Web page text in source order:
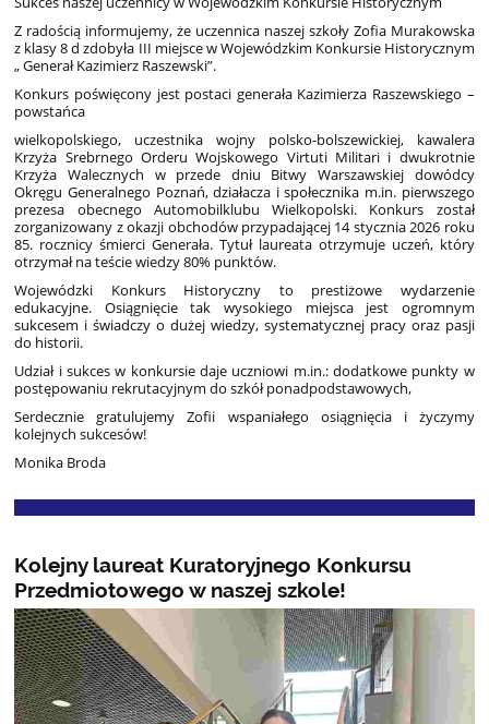
Z radością informujemy, że uczennica naszej szkoły Zofia Murakowska
z klasy 8 d zdobyła III miejsce w Wojewódzkim Konkursie Historycznym
„ Generał Kazimierz Raszewski”.
Konkurs poświęcony jest postaci generała Kazimierza Raszewskiego –
powstańca
wielkopolskiego, uczestnika wojny polsko-bolszewickiej, kawalera
Krzyża Srebrnego Orderu Wojskowego Virtuti Militari i dwukrotnie
Krzyża Walecznych w przede dniu Bitwy Warszawskiej dowódcy
Okręgu Generalnego Poznań, działacza i społecznika m.in. pierwszego
prezesa obecnego Automobilklubu Wielkopolski. Konkurs został
zorganizowany z okazji obchodów przypadającej 14 stycznia 2026 roku
85. rocznicy śmierci Generała. Tytuł laureata otrzymuje uczeń, który
otrzymał na teście wiedzy 80% punktów.
Wojewódzki Konkurs Historyczny to prestiżowe wydarzenie
edukacyjne. Osiągnięcie tak wysokiego miejsca jest ogromnym
sukcesem i świadczy o dużej wiedzy, systematycznej pracy oraz pasji
do historii.
Udział i sukces w konkursie daje uczniowi m.in.: dodatkowe punkty w
postępowaniu rekrutacyjnym do szkół ponadpodstawowych,
Serdecznie gratulujemy Zofii wspaniałego osiągnięcia i życzymy
kolejnych sukcesów!
Monika Broda
Kolejny laureat Kuratoryjnego Konkursu
Przedmiotowego w naszej szkole!